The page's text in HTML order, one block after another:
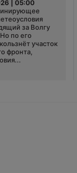
| 05:00
за Волгу
по его
участок
фронта,